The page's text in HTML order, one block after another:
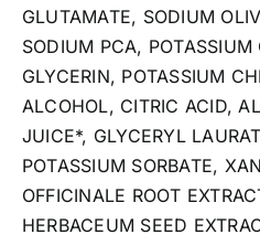
GLUTAMATE, SODIUM
SODIUM PCA, POTASSIUM
GLYCERIN, POTASSIUM
ALCOHOL, CITRIC ACID,
JUICE*, GLYCERYL
POTASSIUM SORBATE,
OFFICINALE ROOT
HERBACEUM SEED